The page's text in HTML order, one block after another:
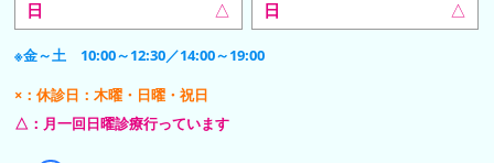
△
△
※金～土 10:00～12:30／14:00～19:00
×：休診日：木曜・日曜・祝日
△：月一回日曜診療行っています